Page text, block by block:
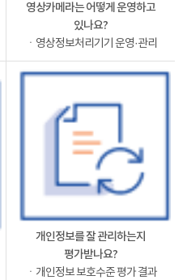
영상카메라는 어떻게 운영하고
있나요?
ㆍ영상정보처리기기 운영·관리
개인정보를 잘 관리하는지
평가받나요?
ㆍ개인정보 보호수준 평가 결과